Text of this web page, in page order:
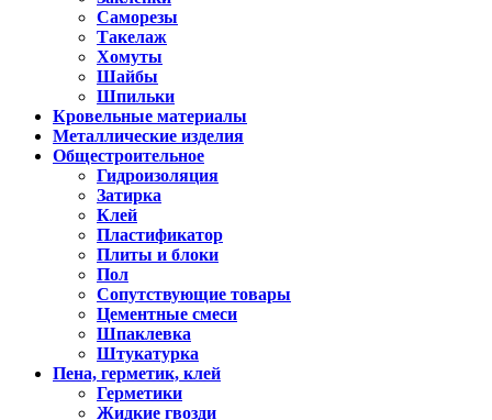
Саморезы
Такелаж
Хомуты
Шайбы
Шпильки
Кровельные материалы
Металлические изделия
Общестроительное
Гидроизоляция
Затирка
Клей
Пластификатор
Плиты и блоки
Пол
Сопутствующие товары
Цементные смеси
Шпаклевка
Штукатурка
Пена, герметик, клей
Герметики
Жидкие гвозди